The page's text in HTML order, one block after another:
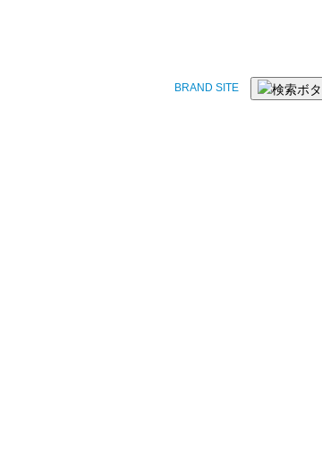
BRAND SITE